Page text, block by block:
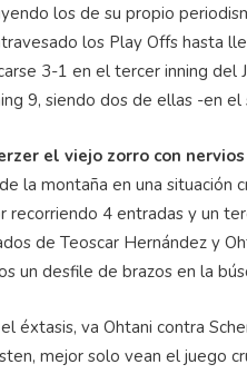
los de su propio
los PlayOffs hasta
3-1 en el tercer inning del
9, siendo dos de ellas -en
el viejo zorro con
la montaña en una situación
recorriendo 4 entradas y un
de Teoscar Hernández y
un desfile de brazos en la
éxtasis, va Ohtani contra
mejor solo vean el juego